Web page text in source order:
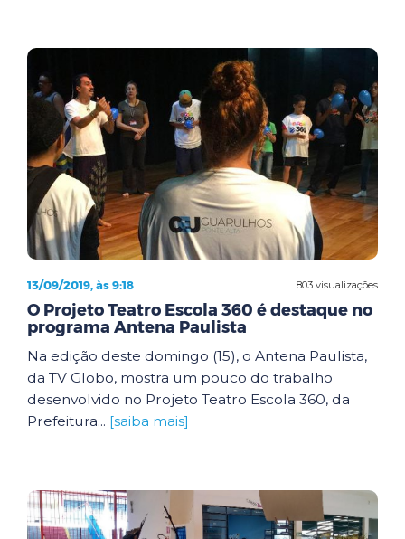
803 visualizações
13/09/2019, às 9:18
O Projeto Teatro Escola 360 é destaque no
programa Antena Paulista
Na edição deste domingo (15), o Antena Paulista,
da TV Globo, mostra um pouco do trabalho
desenvolvido no Projeto Teatro Escola 360, da
Prefeitura... [saiba mais]